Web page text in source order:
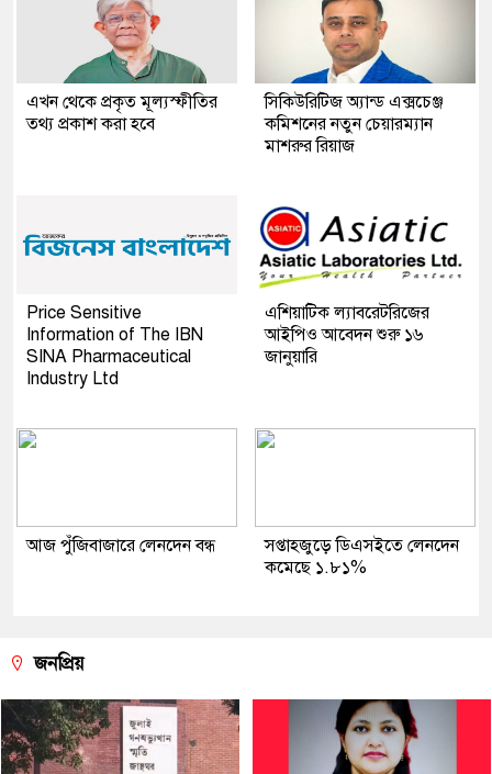
এখন থেকে প্রকৃত মূল্যস্ফীতির
তথ্য প্রকাশ করা হবে
সিকিউরিটিজ অ্যান্ড এক্সচেঞ্জ
কমিশনের নতুন চেয়ারম্যান
মাশরুর রিয়াজ
Price Sensitive
Information of The IBN
SINA Pharmaceutical
Industry Ltd
এশিয়াটিক ল্যাবরেটরিজের
আইপিও আবেদন শুরু ১৬
জানুয়ারি
আজ পুঁজিবাজারে লেনদেন বন্ধ
সপ্তাহজুড়ে ডিএসইতে লেনদেন
কমেছে ১.৮১%
জনপ্রিয়